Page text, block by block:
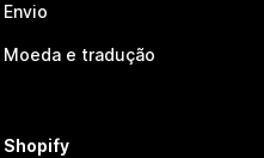
Envio
Moeda e tradução
Shopify